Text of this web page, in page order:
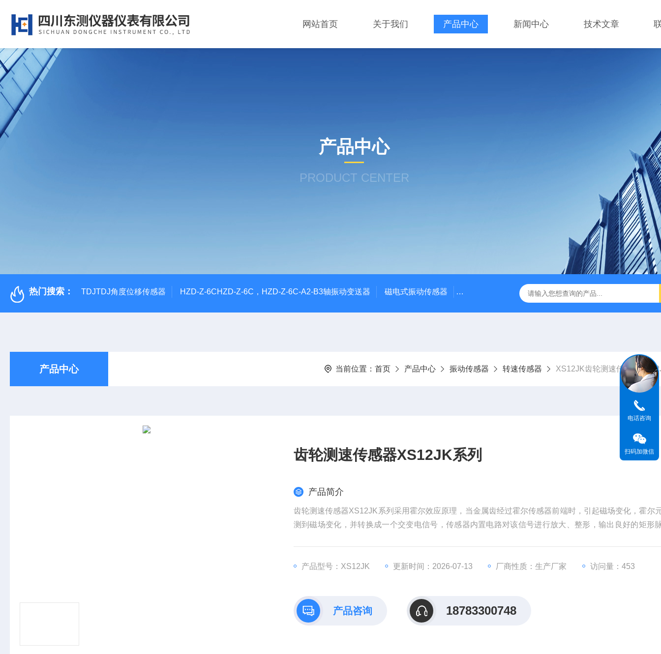
网站首页 关于我们 产品中心 新闻中心 技术文章
产品中心
PRODUCT CENTER
热门搜索： TDJTDJ角度位移传感器 HZD-Z-6CHZD-Z-6C，HZD-Z-6C-A2-B3轴振动变送器 磁电式振动传感器 NE3100电涡流位移传感器 三轴振动传感器 加速度
产品中心 当前位置： 首页 产品中心 振动传感器 转速传感器 XS12JK齿轮测速传感器
齿轮测速传感器XS12JK系列
产品简介
齿轮测速传感器XS12JK系列采用霍尔效应原理，当金属齿经过霍尔传感器前端时，引起磁场变化，霍尔
测到磁场变化，并转换成一个交变电信号，传感器内置电路对该信号进行放大、整形，输出良好的矩形
产品型号：XS12JK
更新时间：2026-07-13 厂商性质：生产厂家 访问量：453
产品咨询 18783300748
电话咨询
扫码加微信